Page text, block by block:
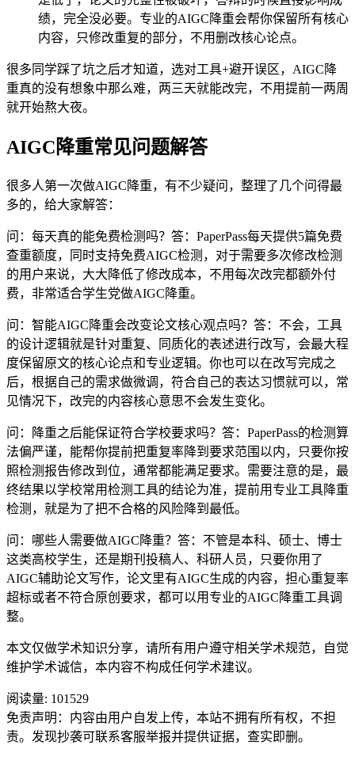
绩，完全没必要。专业的AIGC降重会帮你保留所有核心
内容，只修改重复的部分，不用删改核心论点。
很多同学踩了坑之后才知道，选对工具+避开误区，AIGC降
重真的没有想象中那么难，两三天就能改完，不用提前一两周
就开始熬大夜。
AIGC降重常见问题解答
很多人第一次做AIGC降重，有不少疑问，整理了几个问得最
多的，给大家解答：
问：每天真的能免费检测吗？答：PaperPass每天提供5篇免费
查重额度，同时支持免费AIGC检测，对于需要多次修改检测
的用户来说，大大降低了修改成本，不用每次改完都额外付
费，非常适合学生党做AIGC降重。
问：智能AIGC降重会改变论文核心观点吗？答：不会，工具
的设计逻辑就是针对重复、同质化的表述进行改写，会最大程
度保留原文的核心论点和专业逻辑。你也可以在改写完成之
后，根据自己的需求做微调，符合自己的表达习惯就可以，常
见情况下，改完的内容核心意思不会发生变化。
问：降重之后能保证符合学校要求吗？答：PaperPass的检测算
法偏严谨，能帮你提前把重复率降到要求范围以内，只要你按
照检测报告修改到位，通常都能满足要求。需要注意的是，最
终结果以学校常用检测工具的结论为准，提前用专业工具降重
检测，就是为了把不合格的风险降到最低。
问：哪些人需要做AIGC降重？答：不管是本科、硕士、博士
这类高校学生，还是期刊投稿人、科研人员，只要你用了
AIGC辅助论文写作，论文里有AIGC生成的内容，担心重复率
超标或者不符合原创要求，都可以用专业的AIGC降重工具调
整。
本文仅做学术知识分享，请所有用户遵守相关学术规范，自觉
维护学术诚信，本内容不构成任何学术建议。
阅读量: 101529
免责声明：内容由用户自发上传，本站不拥有所有权，不担
责。发现抄袭可联系客服举报并提供证据，查实即删。